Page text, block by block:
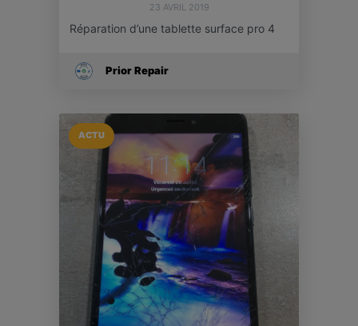
23 AVRIL 2019
Réparation d’une tablette surface pro 4
Prior Repair
ACTU